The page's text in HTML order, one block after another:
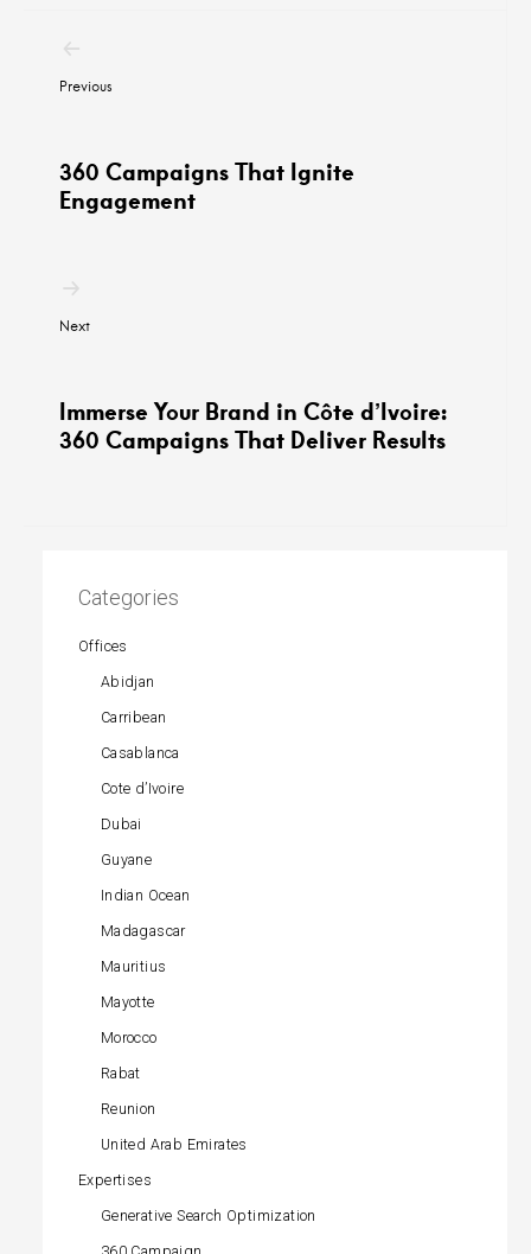
navigation
Previous
360 Campaigns That Ignite
Engagement
Next
Immerse Your Brand in Côte d’Ivoire:
360 Campaigns That Deliver Results
Categories
Offices
Abidjan
Carribean
Casablanca
Cote d’Ivoire
Dubai
Guyane
Indian Ocean
Madagascar
Mauritius
Mayotte
Morocco
Rabat
Reunion
United Arab Emirates
Expertises
Generative Search Optimization